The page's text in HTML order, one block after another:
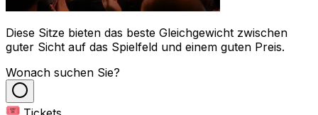
Diese Sitze bieten das beste Gleichgewicht zwischen
guter Sicht auf das Spielfeld und einem guten Preis.
Wonach suchen Sie?